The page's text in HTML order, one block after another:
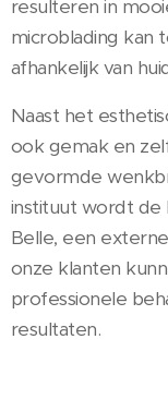
resulteren in
microblading kan
afhankelijk van
Naast het
ook gemak en
gevormde
instituut wordt de
Belle, een
onze klanten
professionele
resultaten.